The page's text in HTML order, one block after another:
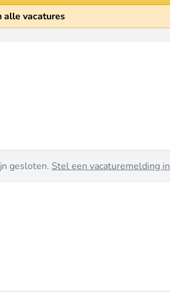
alle vacatures
gesloten. Stel een vacaturemelding in